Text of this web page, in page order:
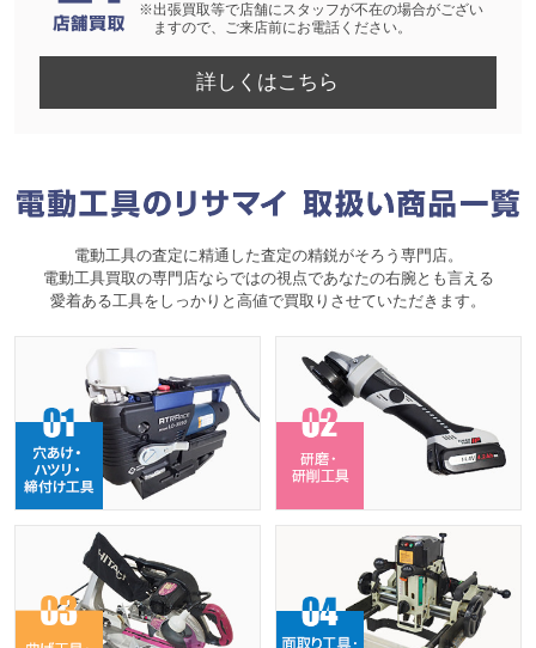
※出張買取等で店舗にスタッフが不在の場合がござい
ますので、ご来店前にお電話ください。
詳しくはこちら
電動工具の査定に精通した査定の精鋭がそろう専門店。
電動工具買取の専門店ならではの視点であなたの右腕とも言える
愛着ある工具をしっかりと高値で買取りさせていただきます。